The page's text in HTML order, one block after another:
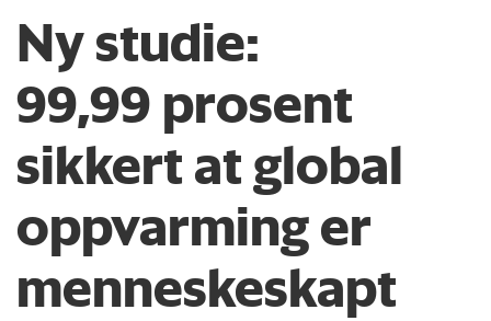
Ny studie:
99,99 prosent
sikkert at global
oppvarming er
menneskeskapt